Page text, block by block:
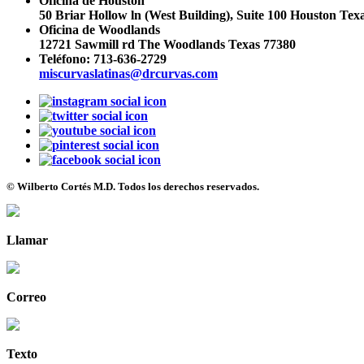
50 Briar Hollow ln (West Building), Suite 100 Houston
Oficina de Woodlands
12721 Sawmill rd The Woodlands Texas 77380
Teléfono: 713-636-2729
miscurvaslatinas@drcurvas.com
© Wilberto Cortés M.D. Todos los derechos reservados.
Llamar
Correo
Texto